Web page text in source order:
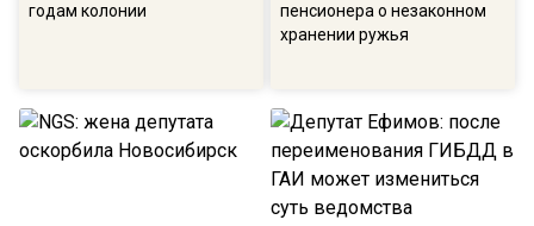
годам колонии
пенсионера о незаконном
хранении ружья